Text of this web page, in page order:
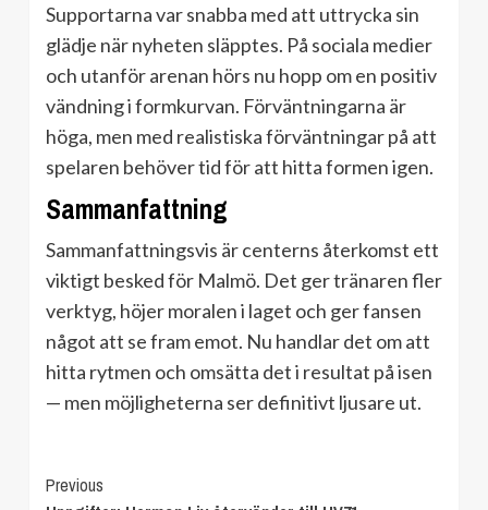
Supportarna var snabba med att uttrycka sin
glädje när nyheten släpptes. På sociala medier
och utanför arenan hörs nu hopp om en positiv
vändning i formkurvan. Förväntningarna är
höga, men med realistiska förväntningar på att
spelaren behöver tid för att hitta formen igen.
Sammanfattning
Sammanfattningsvis är centerns återkomst ett
viktigt besked för Malmö. Det ger tränaren fler
verktyg, höjer moralen i laget och ger fansen
något att se fram emot. Nu handlar det om att
hitta rytmen och omsätta det i resultat på isen
— men möjligheterna ser definitivt ljusare ut.
Continue
Previous